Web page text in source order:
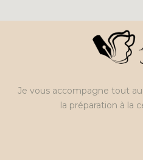
Je vous accompagne tout
la préparation à la